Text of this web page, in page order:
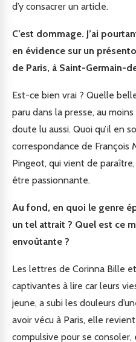
d’y consacrer un article.
C’est dommage. J’ai
en évidence sur un
de Paris, à Saint-Germain-
Est-ce bien vrai ? Quelle
paru dans la presse, au
doute lu aussi. Quoi qu’il en
correspondance de François
Pingeot, qui vient de
être passionnante.
Au fond, en quoi le genre
un tel attrait ? Quel est ce
envoûtante ?
Les lettres de Corinna Bille
captivantes à lire car leurs
jeune, a subi les douleurs
avoir vécu à Paris, elle
compulsive pour se